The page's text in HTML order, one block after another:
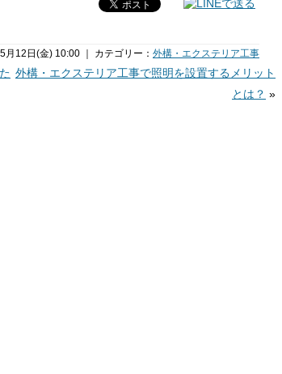
月12日(金) 10:00 ｜ カテゴリー： 外構・エクステリア工事
外構・エクステリア工事で照明を設置するメリット
とは？ »